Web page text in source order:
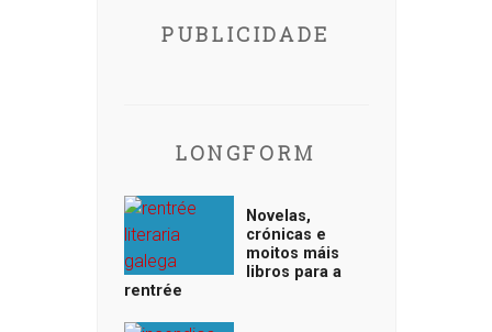
PUBLICIDADE
LONGFORM
Novelas,
crónicas e
moitos máis
libros para a
rentrée